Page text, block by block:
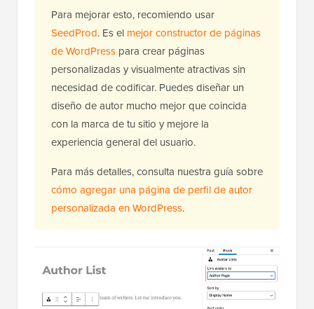
Para mejorar esto, recomiendo usar
SeedProd. Es el mejor constructor de páginas
de WordPress para crear páginas
personalizadas y visualmente atractivas sin
necesidad de codificar. Puedes diseñar un
diseño de autor mucho mejor que coincida
con la marca de tu sitio y mejore la
experiencia general del usuario.
Para más detalles, consulta nuestra guía sobre
cómo agregar una página de perfil de autor
personalizada en WordPress.